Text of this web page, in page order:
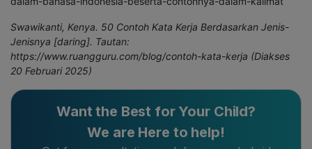
Swawikanti, Kenya. 50 Contoh Kata Kerja Berdasarkan Jenis-
Jenisnya [daring]. Tautan:
https://www.ruangguru.com/blog/contoh-kata-kerja (Diakses
20 Februari 2025)
Want the Best for Your Child?
We are Here to help!